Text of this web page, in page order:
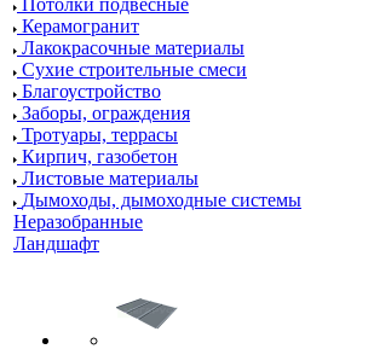
Потолки подвесные
Керамогранит
Лакокрасочные материалы
Сухие строительные смеси
Благоустройство
Заборы, ограждения
Тротуары, террасы
Кирпич, газобетон
Листовые материалы
Дымоходы, дымоходные системы
Неразобранные
Ландшафт